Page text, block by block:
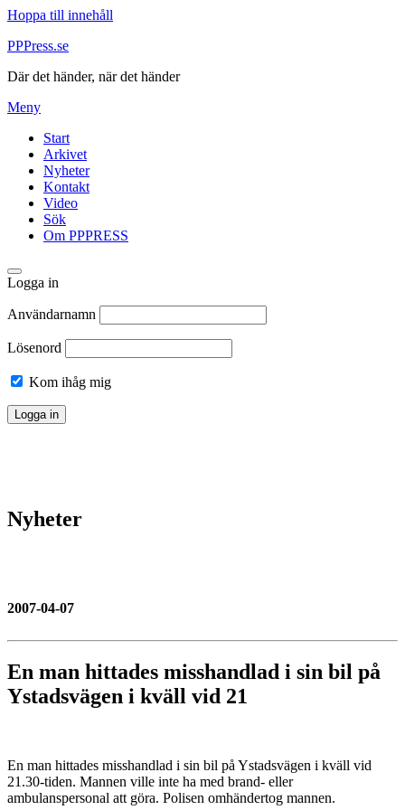
Hoppa till innehåll
PPPress.se
Där det händer, när det händer
Meny
Start
Arkivet
Nyheter
Kontakt
Video
Sök
Om PPPRESS
Logga in
Användarnamn
Lösenord
Kom ihåg mig
Nyheter
2007-04-07
En man hittades misshandlad i sin bil på
Ystadsvägen i kväll vid 21
En man hittades misshandlad i sin bil på Ystadsvägen i kväll vid
21.30-tiden. Mannen ville inte ha med brand- eller
ambulanspersonal att göra. Polisen omhändertog mannen.